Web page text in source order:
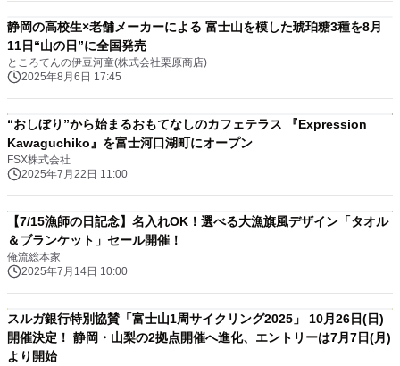
静岡の高校生×老舗メーカーによる 富士山を模した琥珀糖3種を8月
11日“山の日”に全国発売
ところてんの伊豆河童(株式会社栗原商店)
2025年8月6日 17:45
“おしぼり”から始まるおもてなしのカフェテラス 『Expression
Kawaguchiko』を富士河口湖町にオープン
FSX株式会社
2025年7月22日 11:00
【7/15漁師の日記念】名入れOK！選べる大漁旗風デザイン「タオル
＆ブランケット」セール開催！
俺流総本家
2025年7月14日 10:00
スルガ銀行特別協賛「富士山1周サイクリング2025」 10月26日(日)
開催決定！ 静岡・山梨の2拠点開催へ進化、エントリーは7月7日(月)
より開始